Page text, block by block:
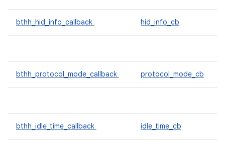
bthh_hid_info_callback hid_info_cb
bthh_protocol_mode_callback protocol_mode_cb
bthh_idle_time_callback idle_time_cb